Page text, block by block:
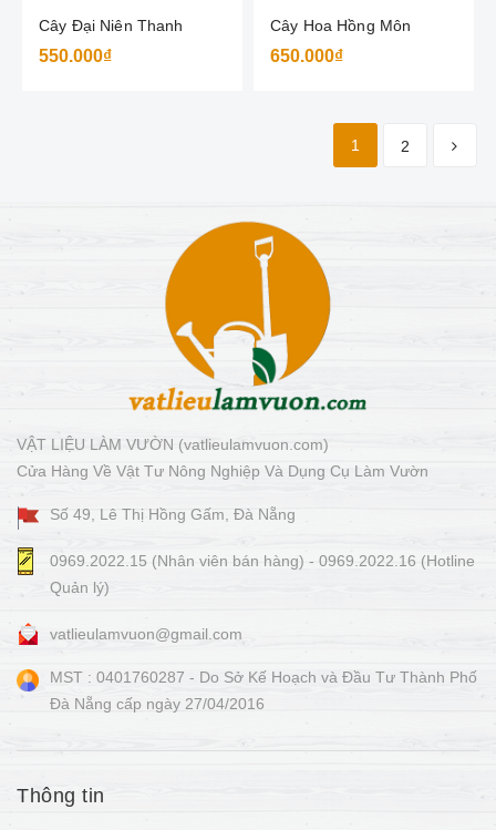
Cây Đại Niên Thanh
550.000₫
Cây Hoa Hồng Môn
650.000₫
1 2
VẬT LIỆU LÀM VƯỜN (vatlieulamvuon.com)
Cửa Hàng Về Vật Tư Nông Nghiệp Và Dụng Cụ Làm Vườn
Số 49, Lê Thị Hồng Gấm, Đà Nẵng
0969.2022.15 (Nhân viên bán hàng) - 0969.2022.16 (Hotline
Quản lý)
vatlieulamvuon@gmail.com
MST : 0401760287 - Do Sở Kế Hoạch và Đầu Tư Thành Phố
Đà Nẵng cấp ngày 27/04/2016
Thông tin